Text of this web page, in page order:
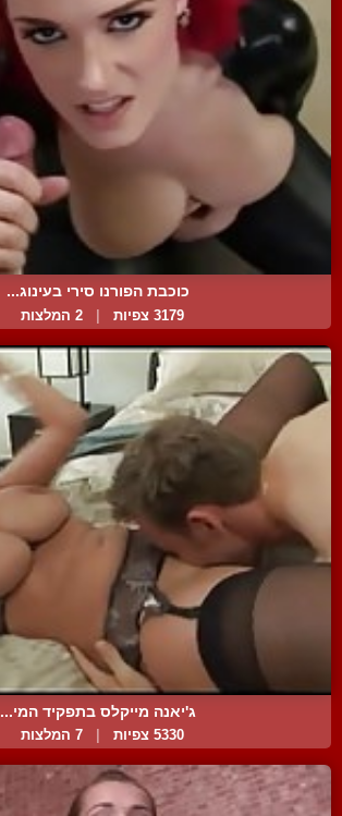
כוכבת הפורנו סירי בעינוג...
3179 צפיות | 2 המלצות
ג'יאנה מייקלס בתפקיד המי...
5330 צפיות 7 המלצות